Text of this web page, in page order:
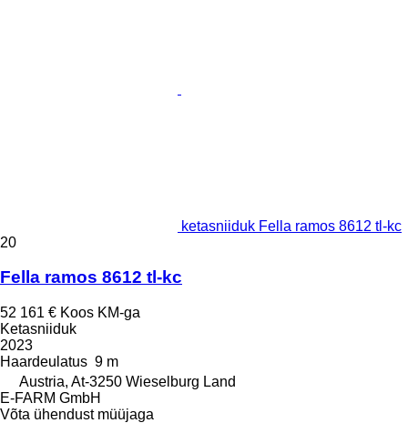
ketasniiduk Fella ramos 8612 tl-kc
20
Fella ramos 8612 tl-kc
52 161 € Koos KM-ga
Ketasniiduk
2023
Haardeulatus 9 m
Austria, At-3250 Wieselburg Land
E-FARM GmbH
Võta ühendust müüjaga